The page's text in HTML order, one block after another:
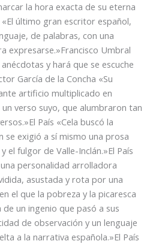
la hora exacta de su eterna
último gran escritor español,
de palabras, con una
expresarse.»Francisco Umbral
y hará que se escuche
García de la Concha «Su
artificio multiplicado en
verso suyo, que alumbraron tan
País «Cela buscó la
exigió a sí mismo una prosa
el fulgor de Valle-Inclán.»El País
personalidad arrolladora
asustada y rota por una
el que la pobreza y la picaresca
un ingenio que pasó a sus
de observación y un lenguaje
a la narrativa española.»El País